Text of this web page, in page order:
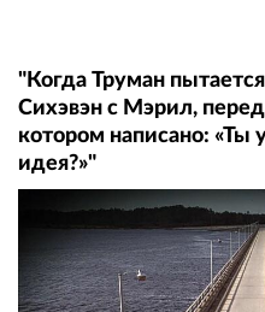
"Когда Труман
Сихэвэн с Мэрил,
котором написано: «Ты
идея?»"